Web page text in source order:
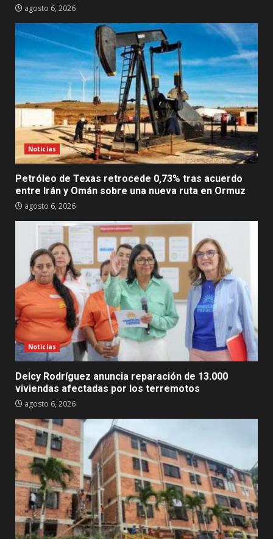
agosto 6, 2026
Noticias
Petróleo de Texas retrocede 0,73% tras acuerdo
entre Irán y Omán sobre una nueva ruta en Ormuz
agosto 6, 2026
Noticias
Delcy Rodríguez anuncia reparación de 13.000
viviendas afectadas por los terremotos
agosto 6, 2026